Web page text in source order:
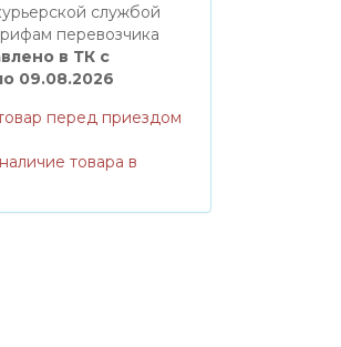
службой
перевозчика
в ТК с
09.08.2026
перед приездом
товара в